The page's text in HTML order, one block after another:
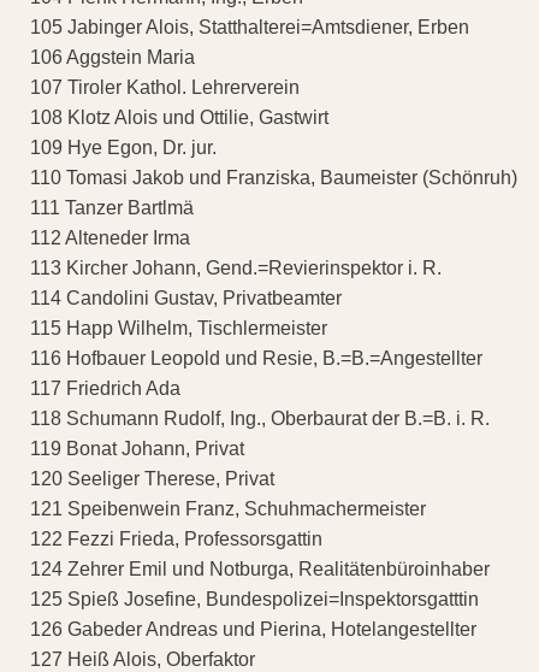
105 Jabinger Alois, Statthalterei=Amtsdiener, Erben
106 Aggstein Maria
107 Tiroler Kathol. Lehrerverein
108 Klotz Alois und Ottilie, Gastwirt
109 Hye Egon, Dr. jur.
110 Tomasi Jakob und Franziska, Baumeister (Schönruh)
111 Tanzer Bartlmä
112 Alteneder Irma
113 Kircher Johann, Gend.=Revierinspektor i. R.
114 Candolini Gustav, Privatbeamter
115 Happ Wilhelm, Tischlermeister
116 Hofbauer Leopold und Resie, B.=B.=Angestellter
117 Friedrich Ada
118 Schumann Rudolf, Ing., Oberbaurat der B.=B. i. R.
119 Bonat Johann, Privat
120 Seeliger Therese, Privat
121 Speibenwein Franz, Schuhmachermeister
122 Fezzi Frieda, Professorsgattin
124 Zehrer Emil und Notburga, Realitätenbüroinhaber
125 Spieß Josefine, Bundespolizei=Inspektorsgatttin
126 Gabeder Andreas und Pierina, Hotelangestellter
127 Heiß Alois, Oberfaktor